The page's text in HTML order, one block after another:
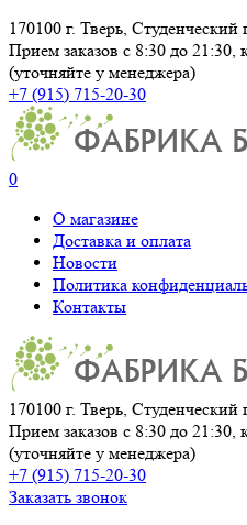
170100 г. Тверь, Студенческий
Прием заказов с 8:30 до 21:30,
(уточняйте у менеджера)
+7 (915) 715-20-30
0
О магазине
Доставка и оплата
Новости
Политика
Контакты
170100 г. Тверь, Студенческий
Прием заказов с 8:30 до 21:30,
(уточняйте у менеджера)
+7 (915) 715-20-30
Заказать звонок